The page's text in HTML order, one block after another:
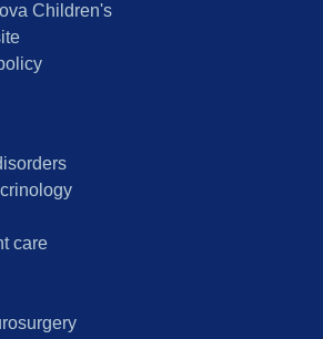
Children's
care